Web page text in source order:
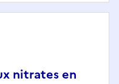
nitrates en